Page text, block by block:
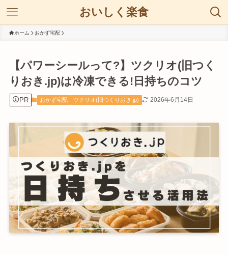
おいしく楽食
ホーム おかず宅配
【パワーシールって?】ツクリオ(旧つく
りおき.jp)は冷凍できる!日持ちのコツ
PR おかず宅配 ツクリオ(旧つくりおき.jp) 2026年6月14日